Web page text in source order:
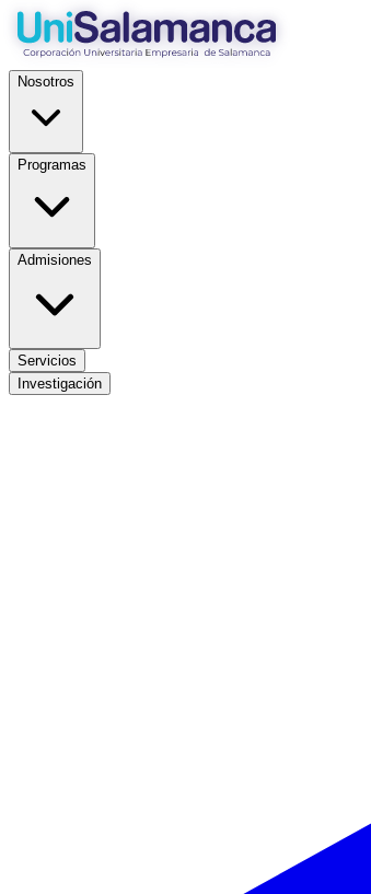
Nosotros
Programas
Admisiones
Servicios
Investigación